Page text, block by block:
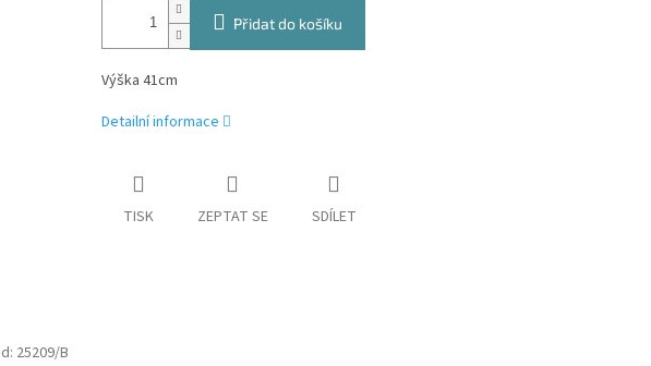
Přidat do košíku
Výška 41cm
Detailní informace
TISK ZEPTAT SE SDÍLET
25209/B